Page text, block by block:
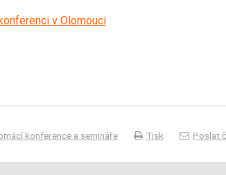
v Olomouci
konference a semináře Tisk Poslat